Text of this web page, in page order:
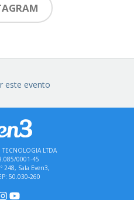
este evento
LTDA
0001-45
248, Sala Even3,
50.030-260